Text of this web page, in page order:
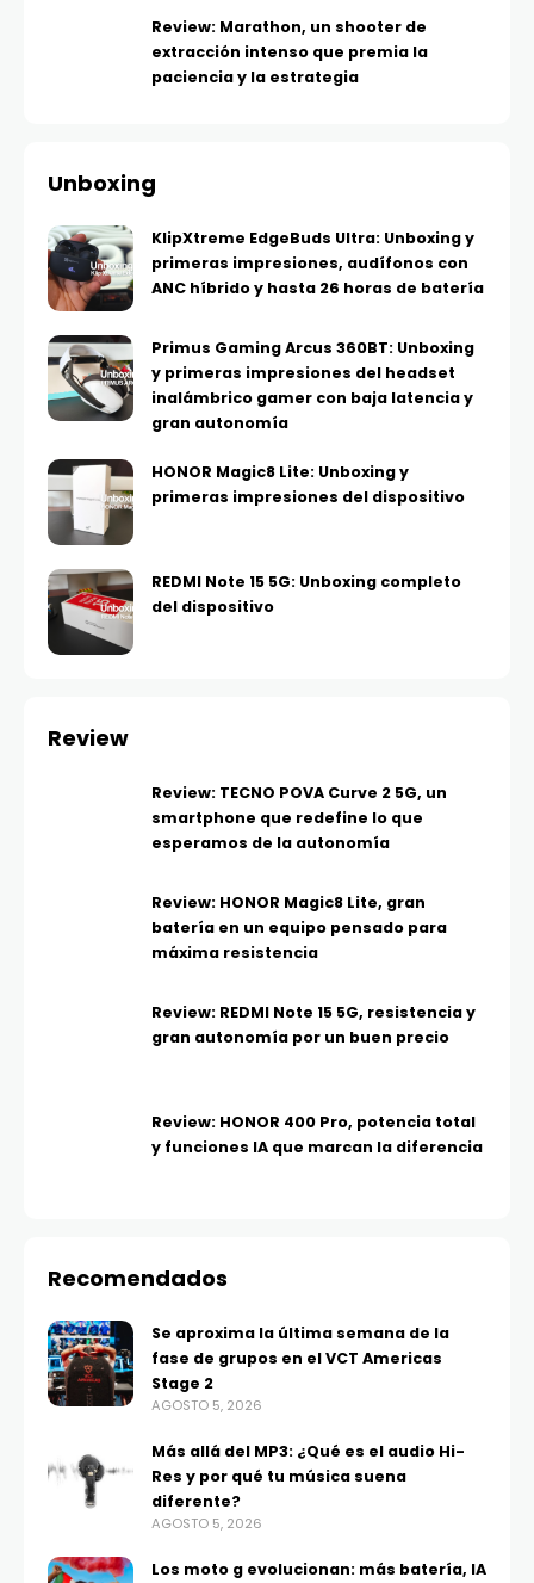
Review: Marathon, un shooter de
extracción intenso que premia la
paciencia y la estrategia
Unboxing
KlipXtreme EdgeBuds Ultra: Unboxing y
primeras impresiones, audífonos con
ANC híbrido y hasta 26 horas de batería
Primus Gaming Arcus 360BT: Unboxing
y primeras impresiones del headset
inalámbrico gamer con baja latencia y
gran autonomía
HONOR Magic8 Lite: Unboxing y
primeras impresiones del dispositivo
REDMI Note 15 5G: Unboxing completo
del dispositivo
Review
Review: TECNO POVA Curve 2 5G, un
smartphone que redefine lo que
esperamos de la autonomía
Review: HONOR Magic8 Lite, gran
batería en un equipo pensado para
máxima resistencia
Review: REDMI Note 15 5G, resistencia y
gran autonomía por un buen precio
Review: HONOR 400 Pro, potencia total
y funciones IA que marcan la diferencia
Recomendados
Se aproxima la última semana de la
fase de grupos en el VCT Americas
Stage 2
AGOSTO 5, 2026
Más allá del MP3: ¿Qué es el audio Hi-
Res y por qué tu música suena
diferente?
AGOSTO 5, 2026
Los moto g evolucionan: más batería, IA